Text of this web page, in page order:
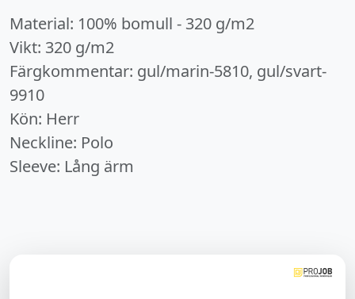
Material: 100% bomull - 320 g/m2
Vikt: 320 g/m2
Färgkommentar: gul/marin-5810, gul/svart-
9910
Kön: Herr
Neckline: Polo
Sleeve: Lång ärm